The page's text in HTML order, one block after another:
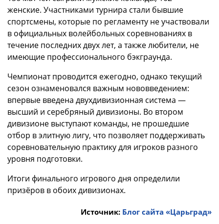
женские. Участниками турнира стали бывшие
спортсмены, которые по регламенту не участвовали
в официальных волейбольных соревнованиях в
течение последних двух лет, а также любители, не
имеющие профессионального бэкграунда.
Чемпионат проводится ежегодно, однако текущий
сезон ознаменовался важным нововведением:
впервые введена двухдивизионная система —
высший и серебряный дивизионы. Во втором
дивизионе выступают команды, не прошедшие
отбор в элитную лигу, что позволяет поддерживать
соревновательную практику для игроков разного
уровня подготовки.
Итоги финального игрового дня определили
призёров в обоих дивизионах.
Источник: Блог сайта «Царьград»